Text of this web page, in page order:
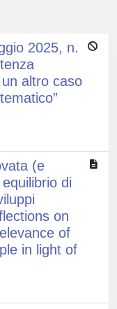
2025, n.
altro caso
(e
di
on
of
in light of